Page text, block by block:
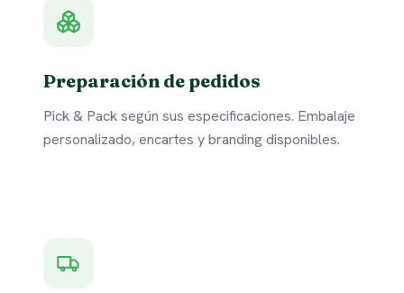
Preparación de pedidos
Pick & Pack según sus especificaciones. Embalaje
personalizado, encartes y branding disponibles.